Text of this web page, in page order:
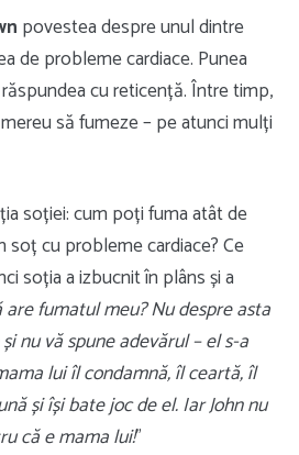
povestea despre unul dintre
de probleme cardiace. Punea
cu reticență. Între timp,
să fumeze – pe atunci mulți
soției: cum poți fuma atât de
soț cu probleme cardiace? Ce
soția a izbucnit în plâns și a
are fumatul meu? Nu despre asta
nu vă spune adevărul – el s-a
lui îl condamnă, îl ceartă, îl
și își bate joc de el. Iar John nu
că e mama lui!”